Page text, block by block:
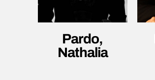
Pardo,
Nathalia